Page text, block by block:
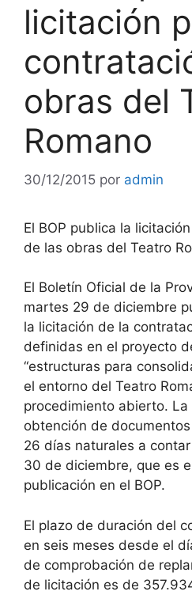
licitación
obras del
Romano
30/12/2015 por admin
El BOP publica la
de las obras del Teatro
El Boletín Oficial de la
martes 29 de diciembre
la licitación de la
definidas en el proyecto
“estructuras para
el entorno del Teatro
procedimiento abierto.
obtención de
26 días naturales a
30 de diciembre, que es
publicación en el BOP.
El plazo de duración del
en seis meses desde el
de comprobación de
de licitación es de